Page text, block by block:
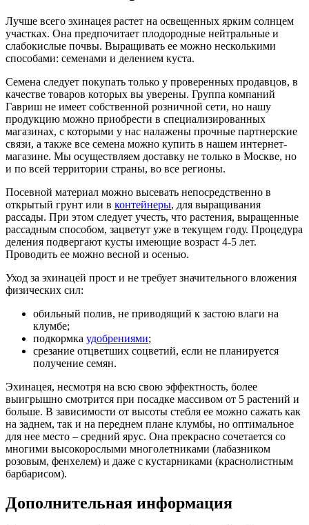
Лучше всего эхинацея растет на освещенных ярким солнцем
участках. Она предпочитает плодородные нейтральные и
слабокислые почвы. Выращивать ее можно несколькими
способами: семенами и делением куста.
Семена следует покупать только у проверенных продавцов, в
качестве товаров которых вы уверены. Группа компаний
Гавриш не имеет собственной розничной сети, но нашу
продукцию можно приобрести в специализированных
магазинах, с которыми у нас налажены прочные партнерские
связи, а также все семена можно купить в нашем интернет-
магазине. Мы осуществляем доставку не только в Москве, но
и по всей территории страны, во все регионы.
Посевной материал можно высевать непосредственно в
открытый грунт или в контейнеры, для выращивания
рассады. При этом следует учесть, что растения, выращенные
рассадным способом, зацветут уже в текущем году. Процедура
деления подвергают кусты имеющие возраст 4-5 лет.
Проводить ее можно весной и осенью.
Уход за эхинацей прост и не требует значительного вложения
физических сил:
обильный полив, не приводящий к застою влаги на
клумбе;
подкормка удобрениями;
срезание отцветших соцветий, если не планируется
получение семян.
Эхинацея, несмотря на всю свою эффектность, более
выигрышно смотрится при посадке массивом от 5 растений и
больше. В зависимости от высоты стебля ее можно сажать как
на заднем, так и на переднем плане клумбы, но оптимальное
для нее место – средний ярус. Она прекрасно сочетается со
многими высокорослыми многолетниками (лабазником
розовым, фенхелем) и даже с кустарниками (краснолистным
барбарисом).
Дополнительная информация